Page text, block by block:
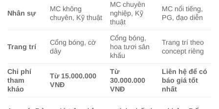
Nhân sự
MC không
chuyên, Kỹ thuật
MC chuyên
nghiệp, Kỹ
thuật
MC nổi tiếng,
PG, đạo diễn
Trang trí
Cổng bóng, cờ
dây
Cổng bóng,
hoa tươi sân
khấu
Trang trí theo
concept riêng
Chi phí
tham
khảo
Từ 15.000.000
VNĐ
Từ
30.000.000
VNĐ
Liên hệ để có
báo giá tốt
nhất